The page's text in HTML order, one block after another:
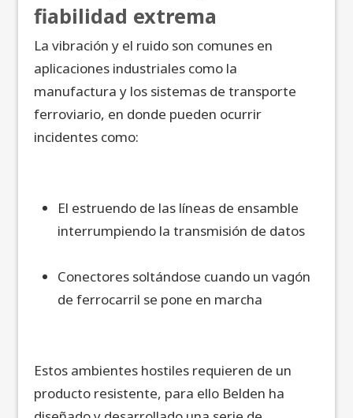
fiabilidad extrema
La vibración y el ruido son comunes en
aplicaciones industriales como la
manufactura y los sistemas de transporte
ferroviario, en donde pueden ocurrir
incidentes como:
El estruendo de las líneas de ensamble
interrumpiendo la transmisión de datos
Conectores soltándose cuando un vagón
de ferrocarril se pone en marcha
Estos ambientes hostiles requieren de un
producto resistente, para ello Belden ha